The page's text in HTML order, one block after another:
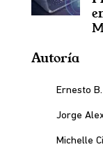
Autoría
Ernesto
Jorge
Michelle